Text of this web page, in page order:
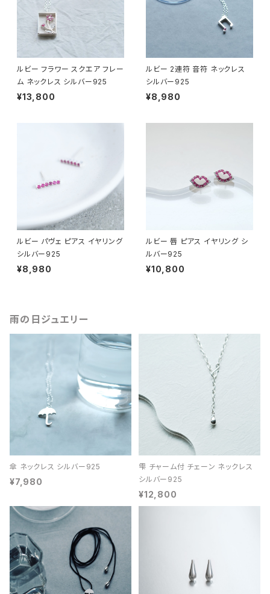
ルビー フラワー スクエア フレー
ム ネックレス シルバー925
¥13,800
ルビー 2連符 音符 ネックレス
シルバー925
¥8,980
ルビー パヴェ ピアス イヤリング
シルバー925
¥8,980
ルビー 唇 ピアス イヤリング シ
ルバー925
¥10,800
雨の日ジュエリー
傘 ネックレス シルバー925
¥7,980
雫 チャーム付 チェーン ネックレス
シルバー925
¥12,800